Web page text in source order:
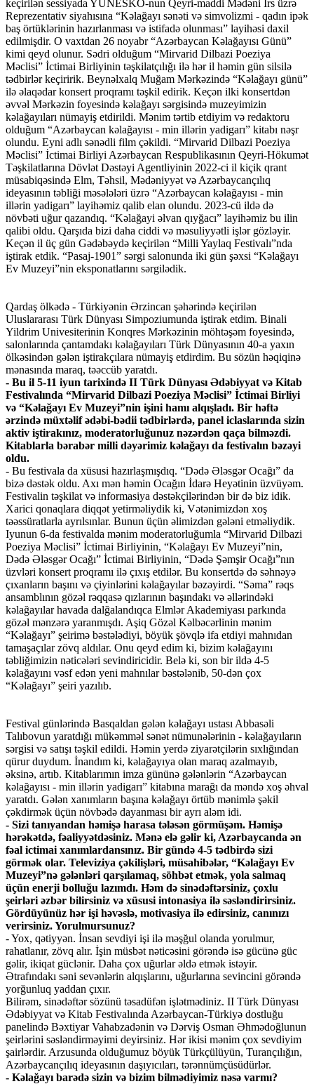
keçirilən sessiyada YUNESKO-nun Qeyri-maddi Mədəni İrs üzrə
Reprezentativ siyahısına “Kəlağayı sənəti və simvolizmi - qadın ipək
baş örtüklərinin hazırlanması və istifadə olunması” layihəsi daxil
edilmişdir. O vaxtdan 26 noyabr “Azərbaycan Kəlağayısı Günü”
kimi qeyd olunur. Sədri olduğum “Mirvarid Dilbazi Poeziya
Məclisi” İctimai Birliyinin təşkilatçılığı ilə hər il həmin gün silsilə
tədbirlər keçiririk. Beynəlxalq Muğam Mərkəzində “Kəlağayı günü”
ilə əlaqədar konsert proqramı təşkil edirik. Keçən ilki konsertdən
əvvəl Mərkəzin foyesində kəlağayı sərgisində muzeyimizin
kəlağayıları nümayiş etdirildi. Mənim tərtib etdiyim və redaktoru
olduğum “Azərbaycan kəlağayısı - min illərin yadigarı” kitabı nəşr
olundu. Eyni adlı sənədli film çəkildi. “Mirvarid Dilbazi Poeziya
Məclisi” İctimai Birliyi Azərbaycan Respublikasının Qeyri-Hökumət
Təşkilatlarına Dövlət Dəstəyi Agentliyinin 2022-ci il kiçik qrant
müsabiqəsində Elm, Təhsil, Mədəniyyət və Azərbaycançılıq
ideyasının təbliği məsələləri üzrə “Azərbaycan kəlağayısı - min
illərin yadigarı” layihəmiz qalib elan olundu. 2023-cü ildə də
növbəti uğur qazandıq. “Kəlağayi əlvan qıyğacı” layihəmiz bu ilin
qalibi oldu. Qarşıda bizi daha ciddi və məsuliyyətli işlər gözləyir.
Keçən il üç gün Gədəbəydə keçirilən “Milli Yaylaq Festivalı”nda
iştirak etdik. “Pasaj-1901” sərgi salonunda iki gün şəxsi “Kəlağayı
Ev Muzeyi”nin eksponatlarını sərgilədik.
Qardaş ölkədə - Türkiyənin Ərzincan şəhərində keçirilən
Uluslararası Türk Dünyası Simpoziumunda iştirak etdim. Binali
Yildrim Univesiterinin Konqres Mərkəzinin möhtəşəm foyesində,
salonlarında çantamdakı kəlağayıları Türk Dünyasının 40-a yaxın
ölkəsindən gələn iştirakçılara nümayiş etdirdim. Bu sözün həqiqinə
mənasında maraq, təəccüb yaratdı.
- Bu il 5-11 iyun tarixində II Türk Dünyası Ədəbiyyat və Kitab
Festivalında “Mirvarid Dilbazi Poeziya Məclisi” İctimai Birliyi
və “Kəlağayı Ev Muzeyi”nin işini hamı alqışladı. Bir həftə
ərzində müxtəlif ədəbi-bədii tədbirlərdə, panel iclaslarında sizin
aktiv iştirakınız, moderatorluğunuz nəzərdən qaça bilməzdi.
Kitablarla bərabər milli dəyərimiz kəlağayı da festivalın bəzəyi
oldu.
- Bu festivala da xüsusi hazırlaşmışdıq. “Dədə Ələsgər Ocağı” da
bizə dəstək oldu. Axı mən həmin Ocağın İdarə Heyətinin üzvüyəm.
Festivalin təşkilat və informasiya dəstəkçilərindən bir də biz idik.
Xarici qonaqlara diqqət yetirməliydik ki, Vətənimizdən xoş
təəssüratlarla ayrılsınlar. Bunun üçün əlimizdən gələni etməliydik.
Iyunun 6-da festivalda mənim moderatorluğumla “Mirvarid Dilbazi
Poeziya Məclisi” İctimai Birliyinin, “Kəlağayı Ev Muzeyi”nin,
Dədə Ələsgər Ocağı” İctimai Birliyinin, “Dədə Şəmşir Ocağı”nın
üzvləri konsert proqramı ilə çıxış etdilər. Bu konsertdə də səhnəyə
çıxanların başını və çiyinlərini kəlağayılar bəzəyirdi. “Səma” rəqs
ansamblının gözəl rəqqasə qızlarının başındakı və əllərindəki
kəlağayılar havada dalğalandıqca Elmlər Akademiyası parkında
gözəl mənzərə yaranmışdı. Aşiq Gözəl Kəlbəcərlinin mənim
“Kəlağayı” şeirimə bəstələdiyi, böyük şövqlə ifa etdiyi mahnıdan
tamaşaçılar zövq aldılar. Onu qeyd edim ki, bizim kəlağayını
təbliğimizin nəticələri sevindiricidir. Belə ki, son bir ildə 4-5
kəlağayını vəsf edən yeni mahnılar bəstələnib, 50-dən çox
“Kəlağayı” şeiri yazılıb.
Festival günlərində Basqaldan gələn kəlağayı ustası Abbasəli
Talıbovun yaratdığı mükəmməl sənət nümunələrinin - kəlağayıların
sərgisi və satışı təşkil edildi. Həmin yerdə ziyarətçilərin sıxlığından
qürur duydum. İnandım ki, kəlağayıya olan maraq azalmayıb,
əksinə, artıb. Kitablarımın imza gününə gələnlərin “Azərbaycan
kəlağayısı - min illərin yadigarı” kitabına marağı da məndə xoş əhval
yaratdı. Gələn xanımların başına kəlağayı örtüb mənimlə şəkil
çəkdirmək üçün növbədə dayanması bir ayrı aləm idi.
- Sizi tanıyandan həmişə harasa tələsən görmüşəm. Həmişə
hərəkətdə, fəaliyyətdəsiniz. Mənə elə gəlir ki, Azərbaycanda ən
fəal ictimai xanımlardansınız. Bir gündə 4-5 tədbirdə sizi
görmək olar. Televiziya çəkilişləri, müsahibələr, “Kəlağayı Ev
Muzeyi”nə gələnləri qarşılamaq, söhbət etmək, yola salmaq
üçün enerji bolluğu lazımdı. Həm də sinədəftərsiniz, çoxlu
şeirləri əzbər bilirsiniz və xüsusi intonasiya ilə səsləndirirsiniz.
Gördüyünüz hər işi həvəslə, motivasiya ilə edirsiniz, canınızı
verirsiniz. Yorulmursunuz?
- Yox, qətiyyən. İnsan sevdiyi işi ilə məşğul olanda yorulmur,
rahatlanır, zövq alır. İşin müsbət nəticəsini görəndə isə gücünə güc
gəlir, ikiqat güclənir. Daha çox uğurlar əldə etmək istəyir.
Ətrafındakı səni sevənlərin alqışlarını, uğurlarına sevincini görəndə
yorğunluq yaddan çıxır.
Bilirəm, sinədəftər sözünü təsadüfən işlətmədiniz. II Türk Dünyası
Ədəbiyyat və Kitab Festivalında Azərbaycan-Türkiyə dostluğu
panelində Bəxtiyar Vahabzadənin və Dərviş Osman Əhmədoğlunun
şeirlərini səsləndirməyimi deyirsiniz. Hər ikisi mənim çox sevdiyim
şairlərdir. Arzusunda olduğumuz böyük Türkçülüyün, Turançılığın,
Azərbaycançılıq ideyasının daşıyıcıları, tərənnümçüsüdürlər.
- Kəlağayı barədə sizin və bizim bilmədiyimiz nəsə varmı?